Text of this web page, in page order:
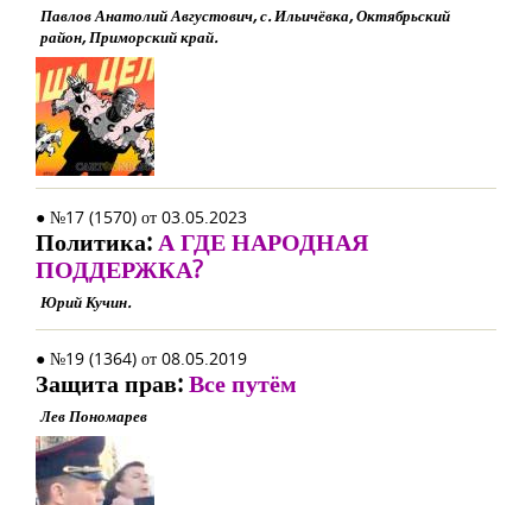
Павлов Анатолий Августович, с. Ильичёвка, Октябрьский
район, Приморский край.
● №17 (1570) от 03.05.2023
Политика:А ГДЕ НАРОДНАЯ
ПОДДЕРЖКА?
Юрий Кучин.
● №19 (1364) от 08.05.2019
Защита прав:Все путём
Лев Пономарев